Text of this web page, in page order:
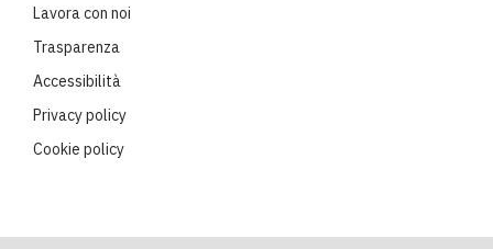
Lavora con noi
Trasparenza
Accessibilità
Privacy policy
Cookie policy